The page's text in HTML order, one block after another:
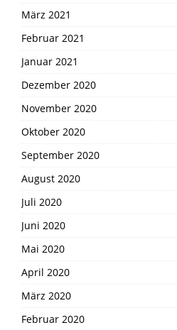
März 2021
Februar 2021
Januar 2021
Dezember 2020
November 2020
Oktober 2020
September 2020
August 2020
Juli 2020
Juni 2020
Mai 2020
April 2020
März 2020
Februar 2020